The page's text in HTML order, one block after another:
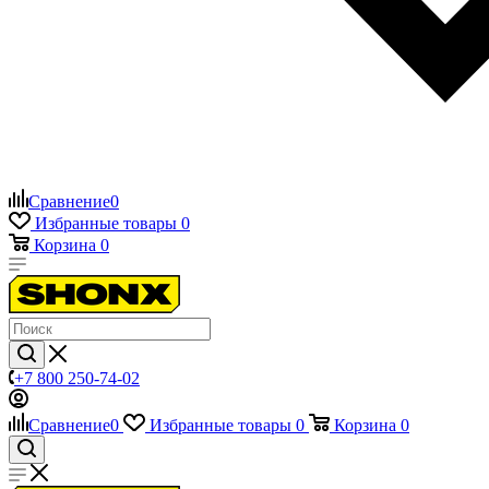
Сравнение0
Избранные товары 0
Корзина 0
+7 800 250-74-02
Сравнение0 Избранные товары 0 Корзина 0